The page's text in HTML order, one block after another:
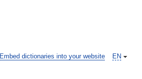
EN
Embed dictionaries into your website